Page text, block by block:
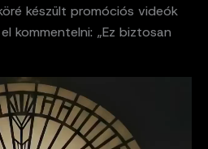
készült promóciós videók
kommentelni: „Ez biztosan